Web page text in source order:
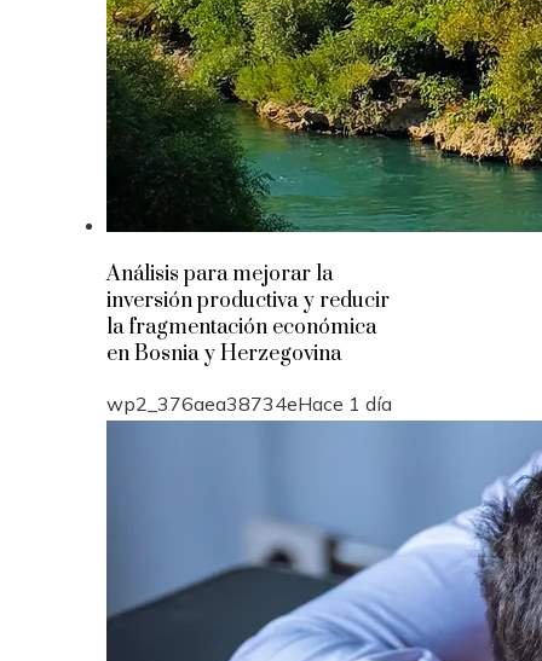
Análisis para mejorar la
inversión productiva y reducir
la fragmentación económica
en Bosnia y Herzegovina
wp2_376aea38734eHace 1 día